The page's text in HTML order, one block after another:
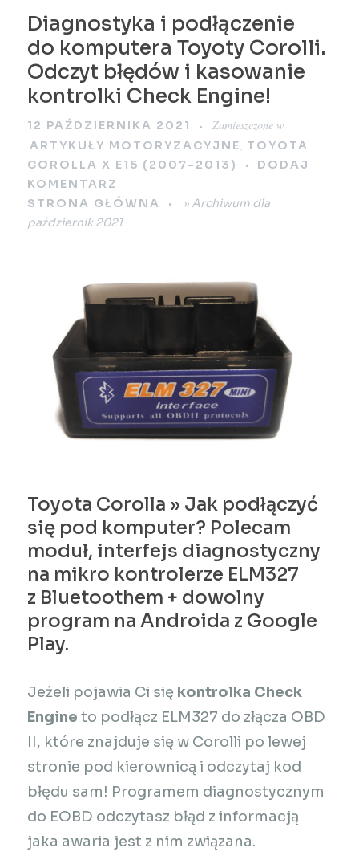
Diagnostyka i podłączenie
do komputera Toyoty Corolli.
Odczyt błędów i kasowanie
kontrolki Check Engine!
12 PAŹDZIERNIKA 2021 Zamieszczone w
ARTYKUŁY MOTORYZACYJNE TOYOTA
COROLLA X E15 (2007-2013)
DODAJ
KOMENTARZ
STRONA GŁÓWNA
» Archiwum dla
październik 2021
Toyota Corolla » Jak podłączyć
się pod komputer? Polecam
moduł, interfejs diagnostyczny
na mikro kontrolerze ELM327
z Bluetoothem + dowolny
program na Androida z Google
Play.
Jeżeli pojawia Ci się kontrolka Check
Engine to podłącz ELM327 do złącza OBD
II, które znajduje się w Corolli po lewej
stronie pod kierownicą i odczytaj kod
błędu sam! Programem diagnostycznym
do EOBD odczytasz błąd z informacją
jaka awaria jest z nim związana.